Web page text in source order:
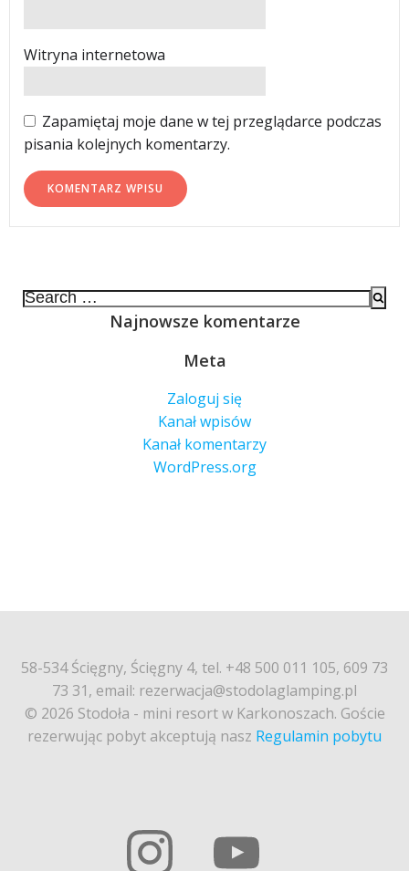
Witryna internetowa
Zapamiętaj moje dane w tej przeglądarce podczas
pisania kolejnych komentarzy.
Search
Najnowsze komentarze
Meta
Zaloguj się
Kanał wpisów
Kanał komentarzy
WordPress.org
58-534 Ścięgny, Ścięgny 4, tel. +48 500 011 105, 609 73
73 31, email: rezerwacja@stodolaglamping.pl
© 2026 Stodoła - mini resort w Karkonoszach. Goście
rezerwując pobyt akceptują nasz Regulamin pobytu